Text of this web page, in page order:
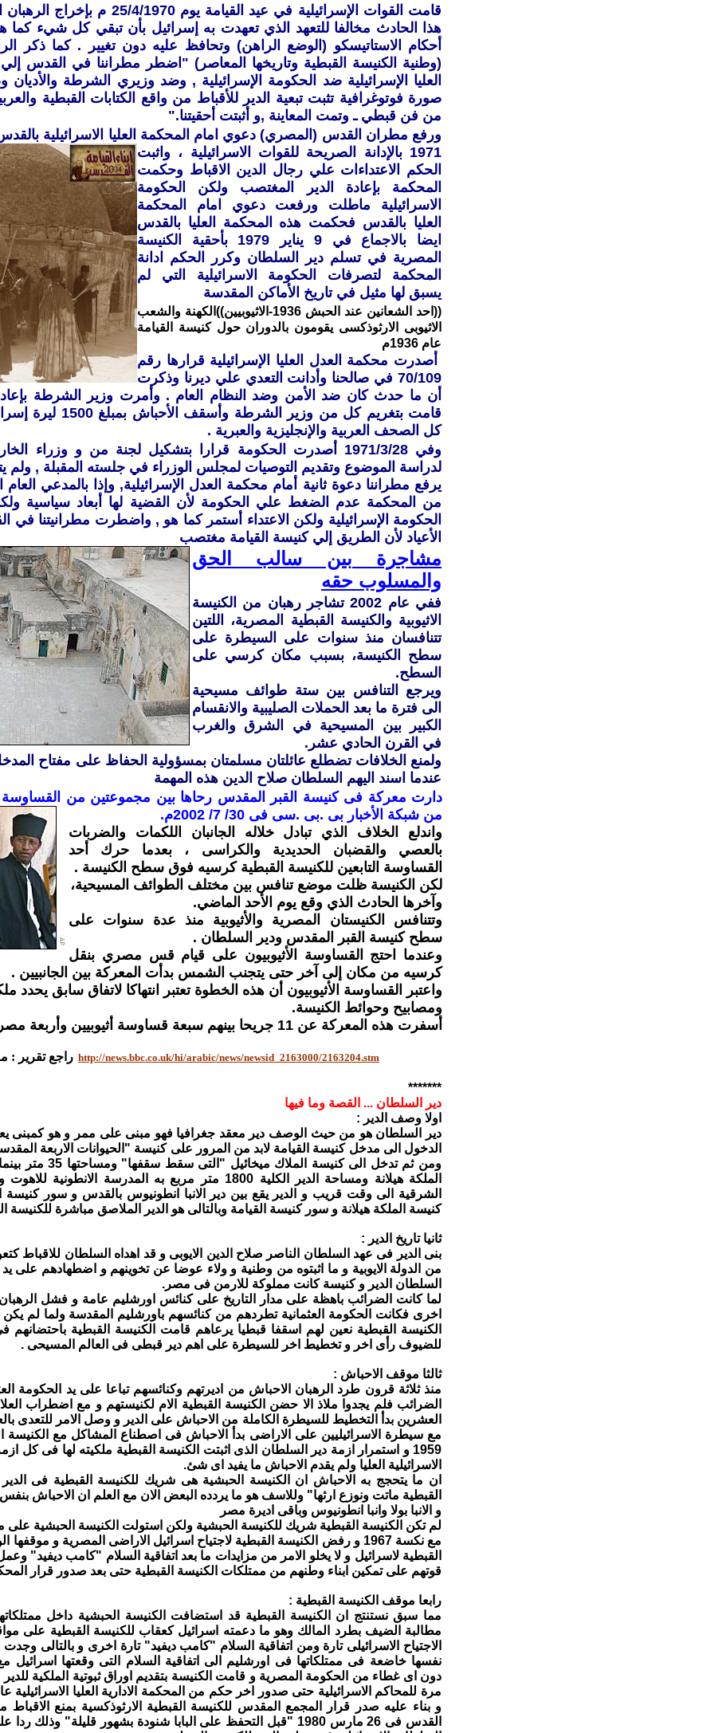
قامت القوات‏ ‏الإسرائيلية‏ ‏في‏ ‏عيد‏
‏هذا‏ ‏الحادث‏ ‏مخالفا‏ ‏للتعهد‏ ‏الذي‏ ‏تعهدت‏ ‏به‏ ‏إسرائيل‏ ‏بأن‏ ‏تبقي‏ ‏كل‏ ‏شيء‏ ‏كما‏
‏أحكام‏ ‏الاستاتيسكو‏ (‏الوضع‏ ‏الراهن)‏ ‏وتحافظ‏ ‏عليه‏ ‏دون‏ ‏تغيير‏ . ‏كما‏ ‏ذكر‏
(وطنية‏ ‏الكنيسة‏ ‏القبطية‏ ‏وتاريخها‏ ‏المعاصر‏) "‏اضطر‏ ‏مطراننا‏ ‏في‏ ‏القدس‏
صورة‏ ‏فوتوغرافية‏ ‏تثبت‏ ‏تبعية‏ ‏الدير‏ ‏للأقباط‏ ‏من‏ ‏واقع‏ ‏الكتابات‏ ‏القبطية‏
‏من‏ ‏فن‏ ‏قبطي‏ ‏ـ‏ ‏وتمت‏ ‏المعاينة‏ ,‏و أثبتت‏ ‏أحقيتنا‏."‏
ورفع مطران القدس (المصري) دعوي امام المحكمة العليا الاسرائيلية
1971 بالإدانة الصريحة للقوات الاسرائيلية ، واثبت
الحكم الاعتداءات علي رجال الدين الاقباط وحكمت
المحكمة بإعادة الدير المغتصب ولكن الحكومة
الاسرائيلية ماطلت ورفعت دعوي امام المحكمة
العليا بالقدس فحكمت هذه المحكمة العليا بالقدس
ايضا بالاجماع في 9 يناير 1979 بأحقية الكنيسة
المصرية في تسلم دير السلطان وكرر الحكم ادانة
المحكمة لتصرفات الحكومة الاسرائيلية التي لم
يسبق لها مثيل في تاريخ الأماكن المقدسة
((احد الشعانين عند الحبش 1936-الاثيوبيين))الكهنة والشعب
الاثيوبى الارثوذكسى يقومون بالدوران حول كنيسة القيامة
عام 1936م
‏أصدرت‏ ‏محكمة‏ ‏العدل‏ ‏العليا‏ ‏الإسرائيلية‏ ‏قرارها‏ ‏رقم
‏70/109 ‏في‏ صالحنا ‏وأدانت‏ ‏التعدي‏ ‏علي‏ ‏ديرنا ‏وذكرت‏
‏أن‏ ‏ما‏ ‏حدث‏ ‏كان‏ ‏ضد‏ ‏الأمن‏ ‏وضد‏ ‏النظام‏ ‏العام ‏.‏ وأمرت‏ ‏وزير‏ ‏الشرطة‏ ‏بإعادة‏
‏قامت‏ ‏بتغريم‏ ‏كل‏ ‏من‏
‏كل‏ ‏الصحف‏ ‏العربية‏ ‏والإنجليزية والعبرية ‏.
‏وفي ‏1971/3/28 ‏أصدرت‏ ‏الحكومة‏ ‏قرارا‏ ‏بتشكيل‏ ‏لجنة‏ ‏من‏ ‏و‏ ‏وزراء‏
‏لدراسة‏ ‏الموضوع‏ ‏وتقديم‏ ‏التوصيات‏ ‏لمجلس‏ ‏الوزراء‏ ‏في‏ ‏جلسته‏ ‏المقبلة ‏,
يرفع‏ ‏مطراننا‏ ‏دعوة‏ ‏ثانية‏ ‏أمام‏ ‏محكمة‏ ‏العدل‏ ‏الإسرائيلية‏, ‏وإذا‏ ‏بالمدعي‏
‏من‏ ‏المحكمة‏ ‏عدم‏ ‏الضغط‏ ‏علي‏ ‏الحكومة‏ ‏لأن‏ ‏القضية‏ ‏لها‏ ‏أبعاد‏ ‏سياسية‏ ‏ولكن‏
‏الحكومة‏ ‏الإسرائيلية ولكن‏ ‏الاعتداء ‏أستمر‏ ‏كما‏ ‏هو ‏,‏ واضطرت‏ ‏مطرانيتنا‏ ‏في‏
‏الأعياد‏ ‏لأن‏ ‏الطريق‏ ‏إلي‏ ‏كنيسة‏ ‏القيامة‏ ‏مغتصب
مشاجرة بين سالب الحق
والمسلوب حقه
ففي عام 2002 تشاجر رهبان من الكنيسة
الاثيوبية والكنيسة القبطية المصرية، اللتين
تتنافسان منذ سنوات على السيطرة على
سطح الكنيسة، بسبب مكان كرسي على
السطح.
ويرجع التنافس بين ستة طوائف مسيحية
الى فترة ما بعد الحملات الصليبية والانقسام
الكبير بين المسيحية في الشرق والغرب
في القرن الحادي عشر.
عندما اسند اليهم السلطان صلاح الدين هذه المهمة
دارت معركة فى كنيسة القبر المقدس رحاها بين مجموعتين من القساوسة
من شبكة الأخبار بى .بى .سى فى 30/ 7/ 2002م.
واندلع الخلاف الذي تبادل خلاله الجانبان اللكمات والضربات
بالعصي والقضبان الحديدية والكراسى ، بعدما حرك أحد
القساوسة التابعين للكنيسة القبطية كرسيه فوق سطح الكنيسة .
لكن الكنيسة ظلت موضع تنافس بين مختلف الطوائف المسيحية،
وآخرها الحادث الذي وقع يوم الأحد الماضي.
وتتنافس الكنيستان المصرية والأثيوبية منذ عدة سنوات على
سطح كنيسة القبر المقدس ودير السلطان .
وعندما احتج القساوسة الأثيوبيون على قيام قس مصري بنقل
كرسيه من مكان إلى آخر حتى يتجنب الشمس بدأت المعركة بين الجانبيين .
واعتبر القساوسة الأثيوبيون أن هذه الخطوة تعتبر انتهاكا لاتفاق سابق
ومصابيح وحوائط الكنيسة.
أسفرت هذه المعركة عن 11 جريحا بينهم سبعة قساوسة أثيوبيين وأربعة مصريين.
http://news.bbc.co.uk/hi/arabic/news/newsid_2163000/2163204.stm راجع تقرير :
*******
دير السلطان ... القصة وما فيها
اولا وصف الدير :
دير السلطان هو من حيث الوصف دير معقد جغرافيا فهو مبنى على ممر و هو كمبنى
ومن ثم تدخل الى
الملكة هيلانة ومساحة الدير الكلية 1800 متر مربع به المدرسة
الشرقية الى وقت قريب و الدير يقع بين دير الانبا انطونيوس بالقدس و سور
كنيسة الملكة هيلانة و سور كنيسة القيامة وبالتالى هو الدير الملاصق مباشرة للكنيسة
ثانيا تاريخ الدير :
بنى الدير فى عهد السلطان الناصر صلاح الدين الايوبى و قد اهداه السلطان للاقباط
من الدولة الايوبية و ما اثبتوه من وطنية و ولاء عوضا عن تخوينهم و اضطهادهم على يد
السلطان الدير و كنيسة كانت مملوكة للارمن فى مصر.
لما كانت الضرائب باهظة على مدار التاريخ على كنائس اورشليم عامة و فشل
اخرى فكانت الحكومة العثمانية تطردهم من كنائسهم باورشليم المقدسة ولما لم
الكنيسة القبطية نعين لهم اسقفا قبطيا يرعاهم قامت الكنيسة القبطية
للضيوف رأى اخر و تخطيط اخر للسيطرة على اهم دير قبطى فى العالم المسيحى .
ثالثا موقف الاحباش :
منذ ثلاثة قرون طرد الرهبان الاحباش من اديرتهم وكنائسهم تباعا على يد الحكومة
الضرائب فلم يجدوا ملاذ الا حضن الكنيسة القبطية الام لكنيستهم و مع اضطراب
العشرين بدأ التخطيط للسيطرة الكاملة من الاحباش على الدير و وصل الامر
مع سيطرة الاسرائيليين على الاراضى بدأ الاحباش فى اصطناع المشاكل مع الكنيسة
1959 و استمرار ازمة دير السلطان الذى اثبتت الكنيسة القبطية ملكيته لها فى
الاسرائيلية العليا ولم يقدم الاحباش ما يفيد اى شئ.
ان ما يتحجج به الاحباش ان الكنيسة الحبشية هى شريك للكنيسة القبطية فى
القبطية ماتت ونوزع ارثها" وللاسف هو ما يردده البعض الان مع العلم ان الاحباش
و الانبا بولا وانبا انطونيوس وباقى اديرة مصر
لم تكن الكنيسة القبطية شريك للكنيسة الحبشية ولكن استولت الكنيسة الحبشية على
مع نكسة 1967 و رفض الكنيسة القبطية لاجتياح اسرائيل الاراضى المصرية و
القبطية لاسرائيل و لا يخلو الامر من مزايدات ما بعد اتفاقية السلام "كامب ديفيد"
قوتهم على تمكين ابناء وطنهم من ممتلكات الكنيسة القبطية حتى بعد صدور قرار المحكمة
رابعا موقف الكنيسة القبطية :
مما سبق نستنتج ان الكنيسة القبطية قد استضافت الكنيسة الحبشية داخل
مطالبة الضيف بطرد المالك وهو ما دعمته اسرائيل كعقاب للكنيسة القبطية على
الاجتياح الاسرائيلى تارة ومن اتفاقية السلام "كامب ديفيد" تارة اخرى و بالتالى وجدت
نفسها خاضعة فى ممتلكاتها فى اورشليم الى اتفاقية السلام التى وقعتها اسرائيل
دون اى غطاء من الحكومة المصرية و قامت الكنيسة بتقديم اوراق ثبوتية الملكية
و بناء عليه صدر قرار المجمع المقدس للكنيسة القبطية الارثوذكسية بمنع الاقباط
القدس فى 26 مارس 1980 "قبل التحفظ على البابا شنودة بشهور قليلة" وذلك